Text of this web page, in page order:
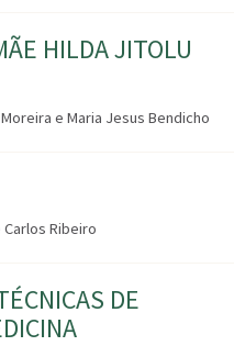
HILDA JITOLU
e Maria Jesus Bendicho
Ribeiro
DE